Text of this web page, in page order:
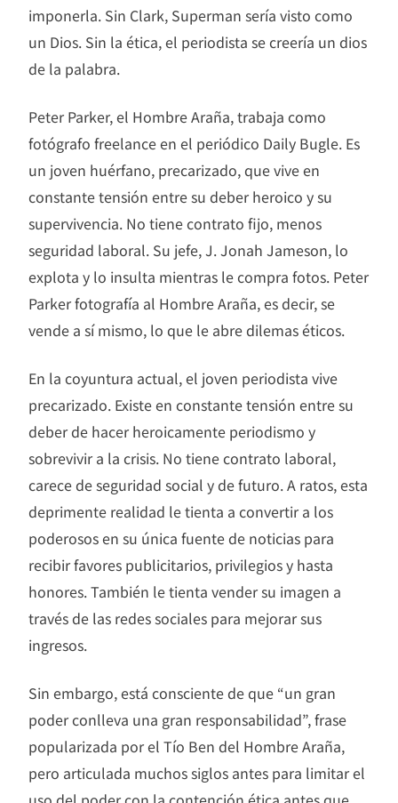
imponerla. Sin Clark, Superman sería visto como
un Dios. Sin la ética, el periodista se creería un dios
de la palabra.
Peter Parker, el Hombre Araña, trabaja como
fotógrafo freelance en el periódico Daily Bugle. Es
un joven huérfano, precarizado, que vive en
constante tensión entre su deber heroico y su
supervivencia. No tiene contrato fijo, menos
seguridad laboral. Su jefe, J. Jonah Jameson, lo
explota y lo insulta mientras le compra fotos. Peter
Parker fotografía al Hombre Araña, es decir, se
vende a sí mismo, lo que le abre dilemas éticos.
En la coyuntura actual, el joven periodista vive
precarizado. Existe en constante tensión entre su
deber de hacer heroicamente periodismo y
sobrevivir a la crisis. No tiene contrato laboral,
carece de seguridad social y de futuro. A ratos, esta
deprimente realidad le tienta a convertir a los
poderosos en su única fuente de noticias para
recibir favores publicitarios, privilegios y hasta
honores. También le tienta vender su imagen a
través de las redes sociales para mejorar sus
ingresos.
Sin embargo, está consciente de que “un gran
poder conlleva una gran responsabilidad”, frase
popularizada por el Tío Ben del Hombre Araña,
pero articulada muchos siglos antes para limitar el